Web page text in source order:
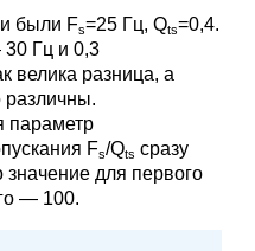
были Fs=25 Гц, Qts=0,4.
Гц и 0,3
велика разница, а
различны.
параметр
Fs/Qts сразу
значение для первого
— 100.